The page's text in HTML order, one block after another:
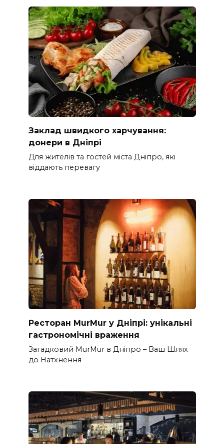
Заклад швидкого харчування:
донеpи в Дніпрі
Для жителів та гостей міста Дніпро, які
віддають перевагу
Ресторан MurMur у Дніпрі: унікальні
гастрономічні враження
Загадковий MurMur в Дніпро – Ваш Шлях
до Натхнення